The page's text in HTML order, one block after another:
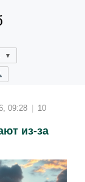
09:28
10
из‑за